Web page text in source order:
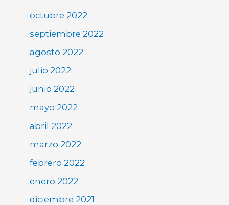
octubre 2022
septiembre 2022
agosto 2022
julio 2022
junio 2022
mayo 2022
abril 2022
marzo 2022
febrero 2022
enero 2022
diciembre 2021